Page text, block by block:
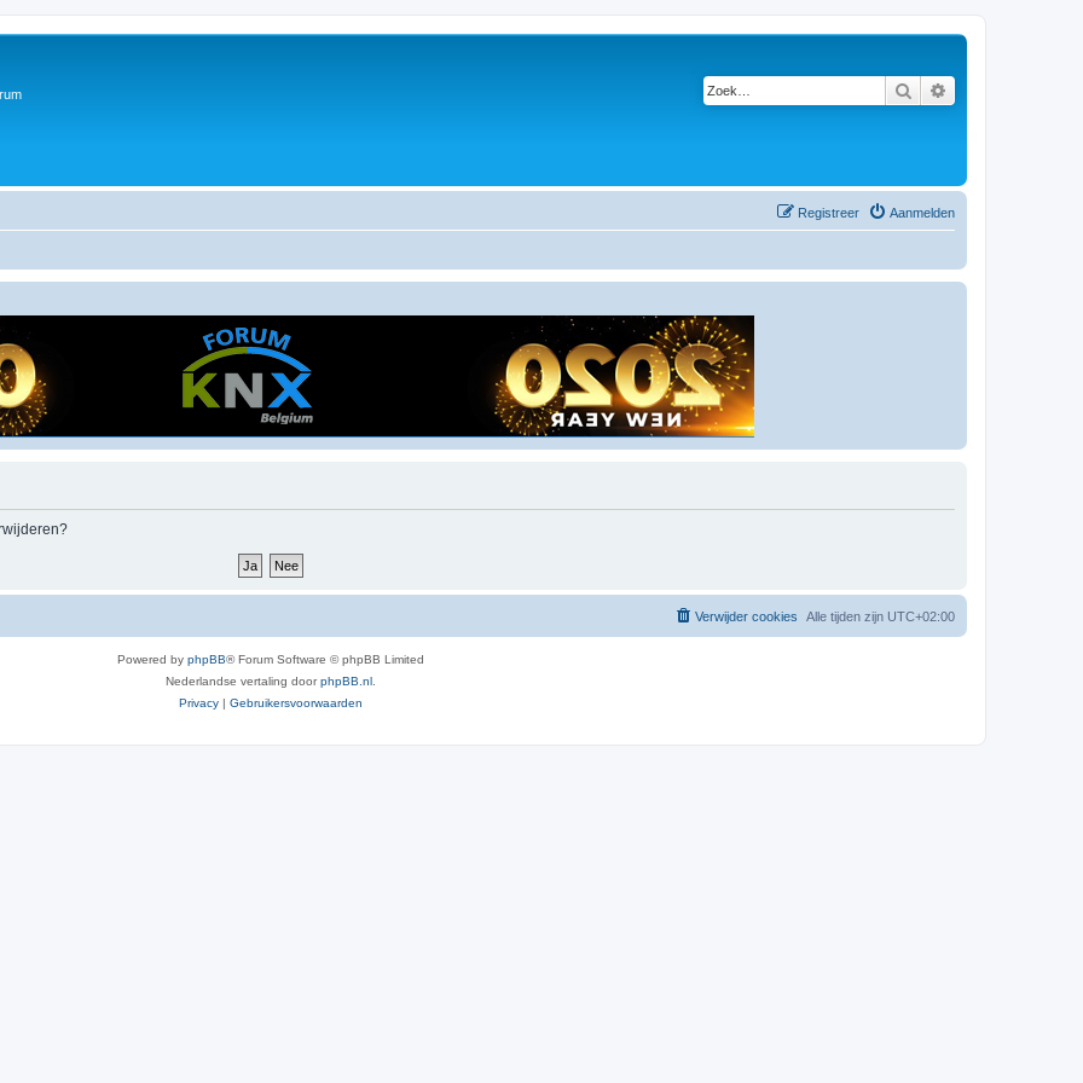
Zoek
Aanmelden
Registreer
Alle tijden zijn UTC+02:00
Verwijder cookies
Powered by phpBB® Forum Software © phpBB Limited
Nederlandse vertaling doorphpBB.nl
Privacy | Gebruikersvoorwaarden